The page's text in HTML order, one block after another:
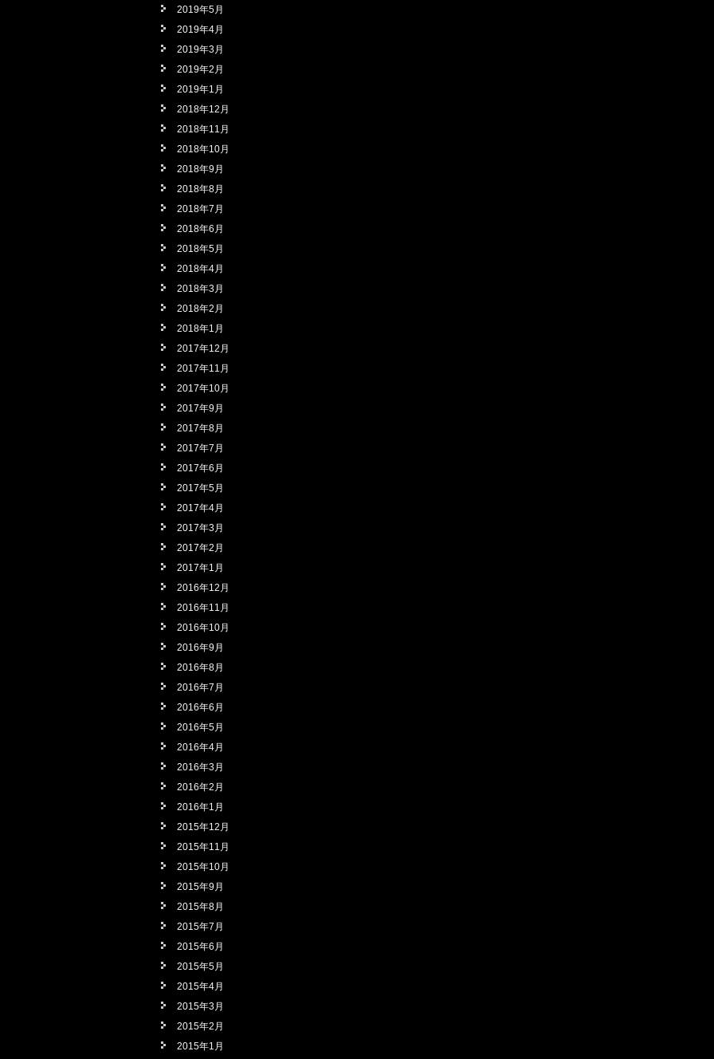
2019年5月
2019年4月
2019年3月
2019年2月
2019年1月
2018年12月
2018年11月
2018年10月
2018年9月
2018年8月
2018年7月
2018年6月
2018年5月
2018年4月
2018年3月
2018年2月
2018年1月
2017年12月
2017年11月
2017年10月
2017年9月
2017年8月
2017年7月
2017年6月
2017年5月
2017年4月
2017年3月
2017年2月
2017年1月
2016年12月
2016年11月
2016年10月
2016年9月
2016年8月
2016年7月
2016年6月
2016年5月
2016年4月
2016年3月
2016年2月
2016年1月
2015年12月
2015年11月
2015年10月
2015年9月
2015年8月
2015年7月
2015年6月
2015年5月
2015年4月
2015年3月
2015年2月
2015年1月